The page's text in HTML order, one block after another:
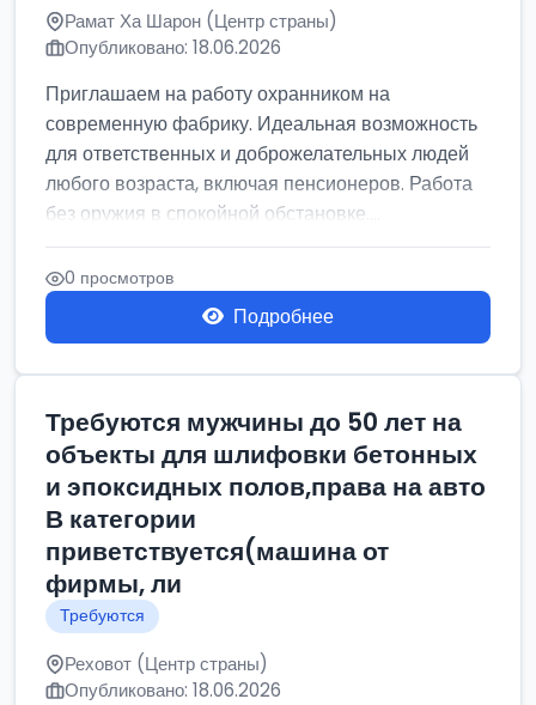
Рамат Ха Шарон (Центр страны)
Опубликовано: 18.06.2026
Приглашаем на работу охранником на
современную фабрику. Идеальная возможность
для ответственных и доброжелательных людей
любого возраста, включая пенсионеров. Работа
без оружия в спокойной обстановке....
0 просмотров
Подробнее
Требуются мужчины до 50 лет на
объекты для шлифовки бетонных
и эпоксидных полов,права на авто
В категории
приветствуется(машина от
фирмы, ли
Требуются
Реховот (Центр страны)
Опубликовано: 18.06.2026